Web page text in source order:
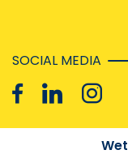
SOCIAL MEDIA